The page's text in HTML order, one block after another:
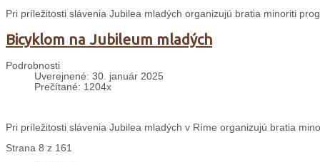
Pri príležitosti slávenia Jubilea mladých organizujú bratia minoriti
Bicyklom na Jubileum mladých
Podrobnosti
Uverejnené: 30. január 2025
Prečítané: 1204x
Pri príležitosti slávenia Jubilea mladých v Ríme organizujú bratia
Strana 8 z 161